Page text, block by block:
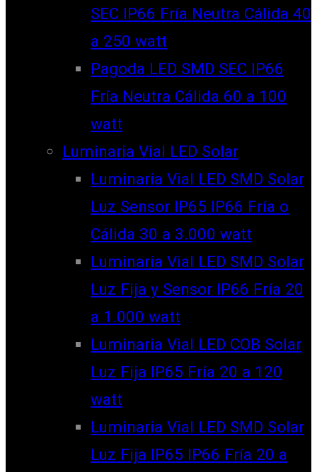
SEC IP66 Fría Neutra Cálida 40
a 250 watt
Pagoda LED SMD SEC IP66
Fría Neutra Cálida 60 a 100
watt
Luminaria Vial LED Solar
Luminaria Vial LED SMD Solar
Luz Sensor IP65 IP66 Fría o
Cálida 30 a 3.000 watt
Luminaria Vial LED SMD Solar
Luz Fija y Sensor IP66 Fría 20
a 1.000 watt
Luminaria Vial LED COB Solar
Luz Fija IP65 Fría 20 a 120
watt
Luminaria Vial LED SMD Solar
Luz Fija IP65 IP66 Fría 20 a